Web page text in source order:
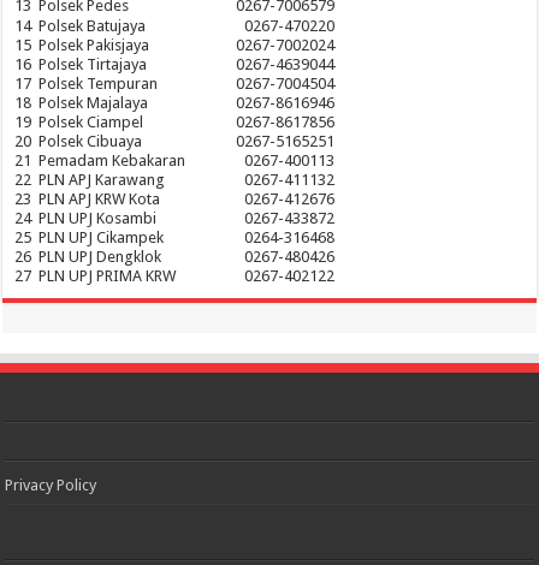
13 Polsek Pedes
0267-7006579
14 Polsek Batujaya
0267-470220
15 Polsek Pakisjaya
0267-7002024
16 Polsek Tirtajaya
0267-4639044
17 Polsek Tempuran
0267-7004504
18 Polsek Majalaya
0267-8616946
19 Polsek Ciampel
0267-8617856
20 Polsek Cibuaya
0267-5165251
21 Pemadam Kebakaran
0267-400113
22 PLN APJ Karawang
0267-411132
23 PLN APJ KRW Kota
0267-412676
24 PLN UPJ Kosambi
0267-433872
25 PLN UPJ Cikampek
0264-316468
26 PLN UPJ Dengklok
0267-480426
27 PLN UPJ PRIMA KRW 0267-402122
Privacy Policy